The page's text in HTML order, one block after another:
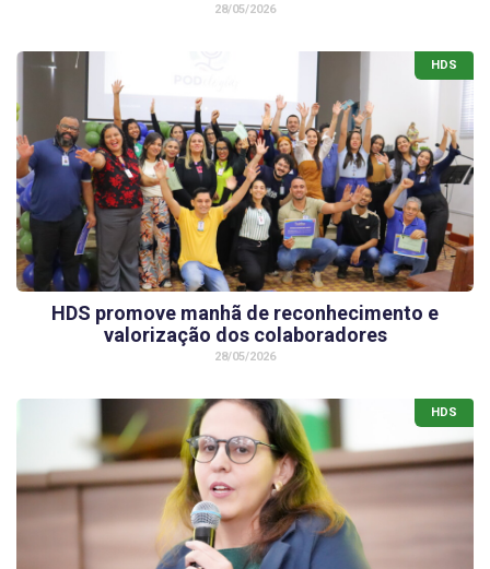
28/05/2026
HDS
HDS promove manhã de reconhecimento e
valorização dos colaboradores
28/05/2026
HDS